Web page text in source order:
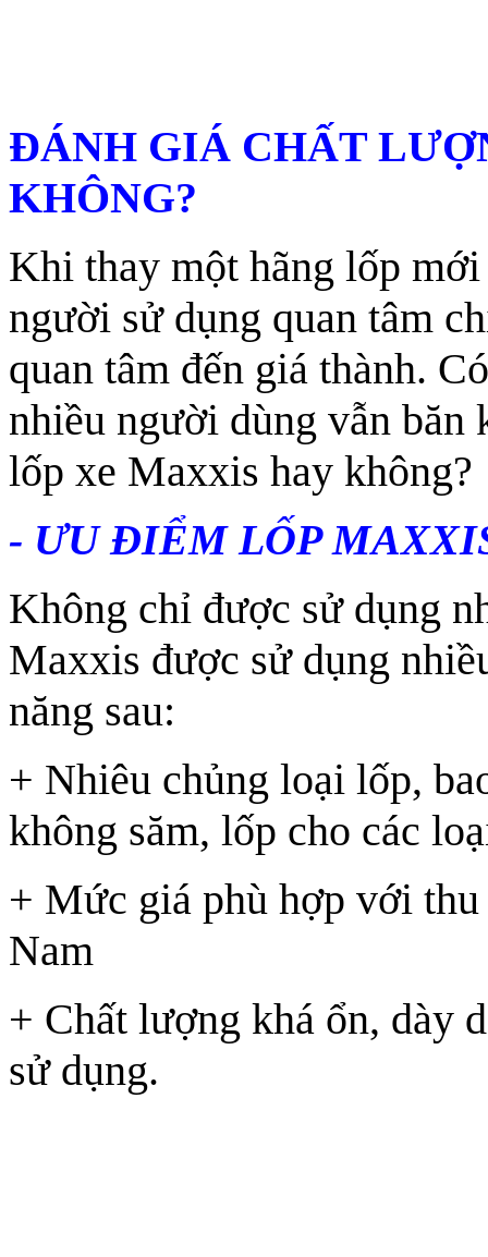
ĐÁNH GIÁ CHẤT
KHÔNG?
Khi thay một hãng lốp
người sử dụng quan tâm
quan tâm đến giá thành.
nhiều người dùng vẫn băn
lốp xe Maxxis hay không?
- ƯU ĐIỂM LỐP
Không chỉ được sử dụng
Maxxis được sử dụng
năng sau:
+ Nhiêu chủng loại lốp,
không săm, lốp cho các
+ Mức giá phù hợp với
Nam
+ Chất lượng khá ổn, dày
sử dụng.